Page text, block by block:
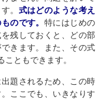
。 式はどのような考え
のです。 特にはじめの
残しておくと、どの部
きます。また、その式
ともできます。
題されるため、この時
ここでも、いきなりす